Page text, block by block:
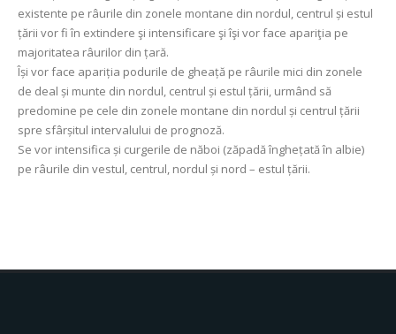
existente pe râurile din zonele montane din nordul, centrul și estul
țării vor fi în extindere şi intensificare şi îşi vor face apariţia pe
majoritatea râurilor din țară.
Își vor face apariția podurile de gheață pe râurile mici din zonele
de deal și munte din nordul, centrul și estul țării, urmând să
predomine pe cele din zonele montane din nordul și centrul țării
spre sfârșitul intervalului de prognoză.
Se vor intensifica și curgerile de năboi (zăpadă înghețată în albie)
pe râurile din vestul, centrul, nordul și nord – estul țării.